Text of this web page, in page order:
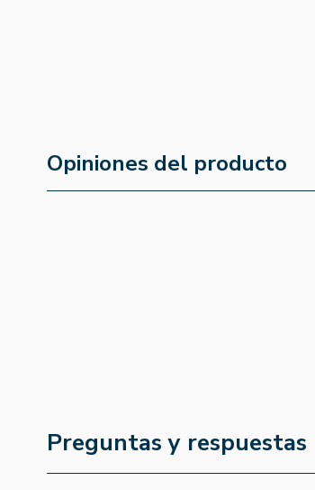
Opiniones del producto
Preguntas y respuestas